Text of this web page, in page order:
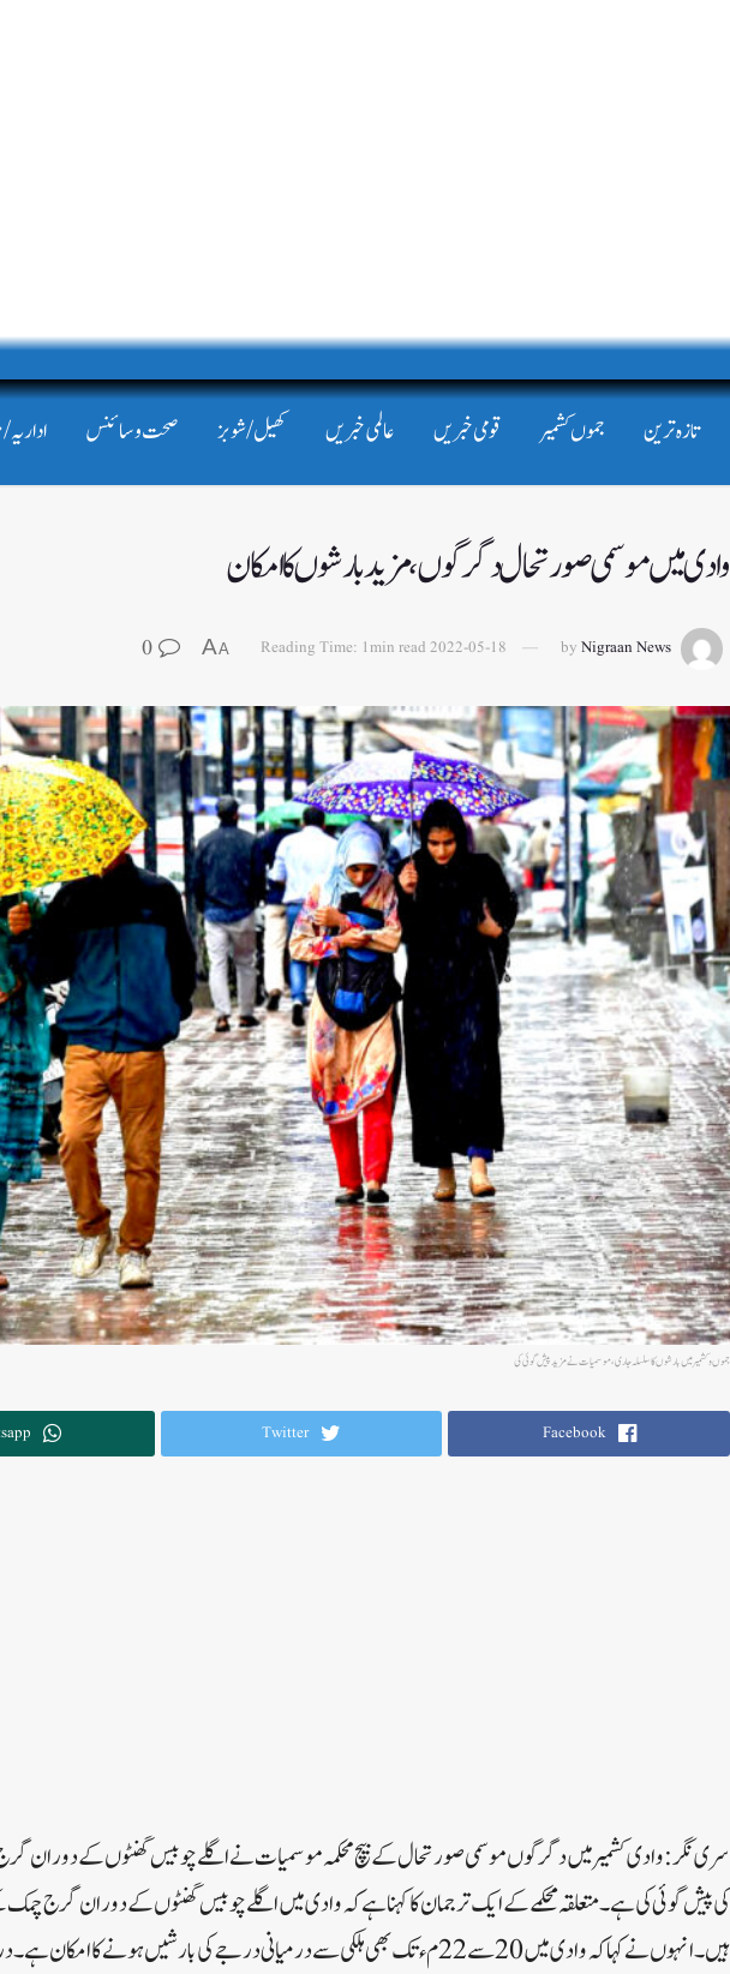
تازہ ترین جموں کشمیر قومی خبریں عالمی خبریں کھیل/شوبز صحت و سائنس
وادی میں موسمی صورتحال دگرگوں، مزید بارشوں کا امکان
by Nigraan News
2022-05-18
Reading Time: 1min read
A
A
جموں و کشمیر میں بارشوں کا سلسلہ جاری، موسمیات نے مزید پیش گوئی کی
Facebook
Twitter
سری نگر: وادی کشمیر میں دگرگوں موسمی صورتحال کے بیچ محکمہ موسمیات نے اگلے چوبیس گھنٹوں کے دوران
کی پیش گوئی کی ہے۔متعلقہ محکمے کے ایک ترجمان کا کہنا ہے کہ وادی میں اگلے چوبیس گھنٹوں کے دوران گرج
ہیں۔انہوں نے کہا کہ وادی میں 20 سے22 مء تک بھی ہلکی سے درمیانی درجے کی بارشیں ہونے کا